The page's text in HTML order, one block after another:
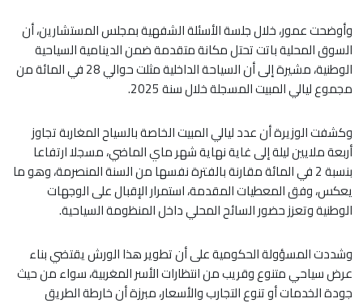
وأوضحت عمور، خلال جلسة الأسئلة الشفهية بمجلس المستشارين، أن
السوق المحلية باتت تحتل مكانة متقدمة ضمن الدينامية السياحية
الوطنية، مشيرة إلى أن السياحة الداخلية مثلت حوالي 28 في المائة من
مجموع ليالي المبيت المسجلة خلال سنة 2025.
وكشفت الوزيرة أن عدد ليالي المبيت الخاصة بالسياح المغاربة تجاوز
أربعة ملايين ليلة إلى غاية نهاية شهر ماي الماضي، مسجلا ارتفاعا
بنسبة 2 في المائة مقارنة بالفترة نفسها من السنة المنصرمة، وهو ما
يعكس، وفق المعطيات المقدمة، استمرار الإقبال على الوجهات
الوطنية وتعزز حضور السائح المحلي داخل المنظومة السياحية.
وشددت المسؤولة الحكومية على أن تطوير هذا الورش يقتضي بناء
عرض سياحي متنوع وقريب من انتظارات الأسر المغربية، سواء من حيث
جودة الخدمات أو تنوع التجارب والأسعار، مبرزة أن خارطة الطريق